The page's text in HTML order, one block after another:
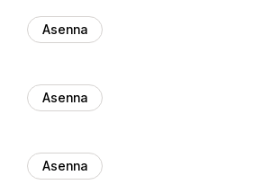
Asenna
Asenna
Asenna